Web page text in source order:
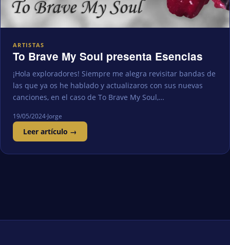
ARTISTAS
To Brave My Soul presenta Esencias
¡Hola exploradores! Siempre me alegra revisitar bandas de
las que ya os he hablado y actualizaros con sus nuevas
canciones, en el caso de To Brave My Soul,…
19/05/2024·Jorge
Leer artículo →